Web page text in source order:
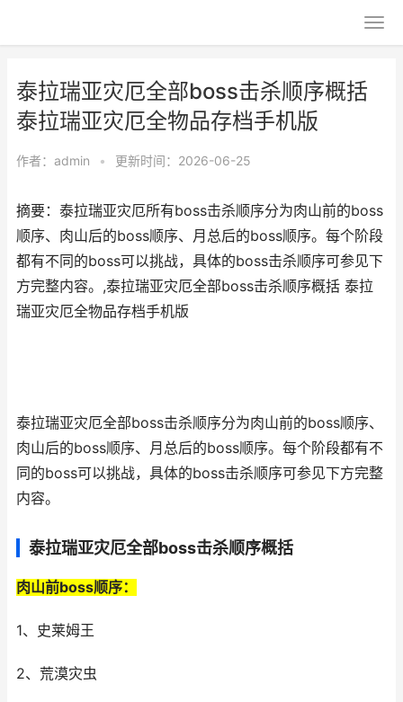
泰拉瑞亚灾厄全部boss击杀顺序概括
泰拉瑞亚灾厄全物品存档手机版
作者： admin • 更新时间：2026-06-25
摘要：泰拉瑞亚灾厄所有boss击杀顺序分为肉山前的boss
顺序、肉山后的boss顺序、月总后的boss顺序。每个阶段
都有不同的boss可以挑战，具体的boss击杀顺序可参见下
方完整内容。,泰拉瑞亚灾厄全部boss击杀顺序概括 泰拉
瑞亚灾厄全物品存档手机版
泰拉瑞亚灾厄全部boss击杀顺序分为肉山前的boss顺序、
肉山后的boss顺序、月总后的boss顺序。每个阶段都有不
同的boss可以挑战，具体的boss击杀顺序可参见下方完整
内容。
泰拉瑞亚灾厄全部boss击杀顺序概括
肉山前boss顺序：
1、史莱姆王
2、荒漠灾虫